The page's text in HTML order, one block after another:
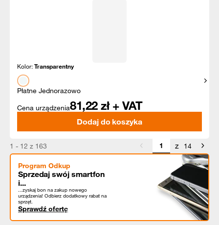
Kolor:Transparentny
Płatne Jednorazowo
Cena urządzenia81,22 zł + VAT
Dodaj do koszyka
1 - 12 z 163 z 14
Program Odkup
Sprzedaj swój smartfon
i...
...zyskaj bon na zakup nowego
urządzenia! Odbierz dodatkowy rabat na
sprzęt.
Sprawdź ofertę